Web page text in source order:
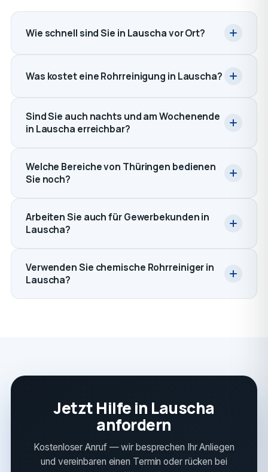
Wie schnell sind Sie in Lauscha vor Ort?
Was kostet eine Rohrreinigung in Lauscha?
Sind Sie auch nachts und am Wochenende
in Lauscha erreichbar?
Welche Bereiche von Thüringen bedienen
Sie noch?
Arbeiten Sie auch für Gewerbekunden in
Lauscha?
Verwenden Sie chemische Rohrreiniger in
Lauscha?
Jetzt Hilfe in Lauscha
anfordern
Kostenloser Anruf — wir besprechen Ihr Anliegen
und vereinbaren einen Termin oder rücken bei